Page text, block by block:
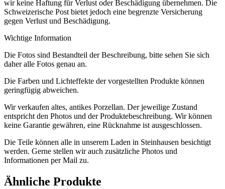
wir keine Haftung für Verlust oder Beschädigung übernehmen. Die
Schweizerische Post bietet jedoch eine begrenzte Versicherung
gegen Verlust und Beschädigung.
Wichtige Information
Die Fotos sind Bestandteil der Beschreibung, bitte sehen Sie sich
daher alle Fotos genau an.
Die Farben und Lichteffekte der vorgestellten Produkte können
geringfügig abweichen.
Wir verkaufen altes, antikes Porzellan. Der jeweilige Zustand
entspricht den Photos und der Produktebeschreibung. Wir können
keine Garantie gewähren, eine Rücknahme ist ausgeschlossen.
Die Teile können alle in unserem Laden in Steinhausen besichtigt
werden. Gerne stellen wir auch zusätzliche Photos und
Informationen per Mail zu.
Ähnliche Produkte